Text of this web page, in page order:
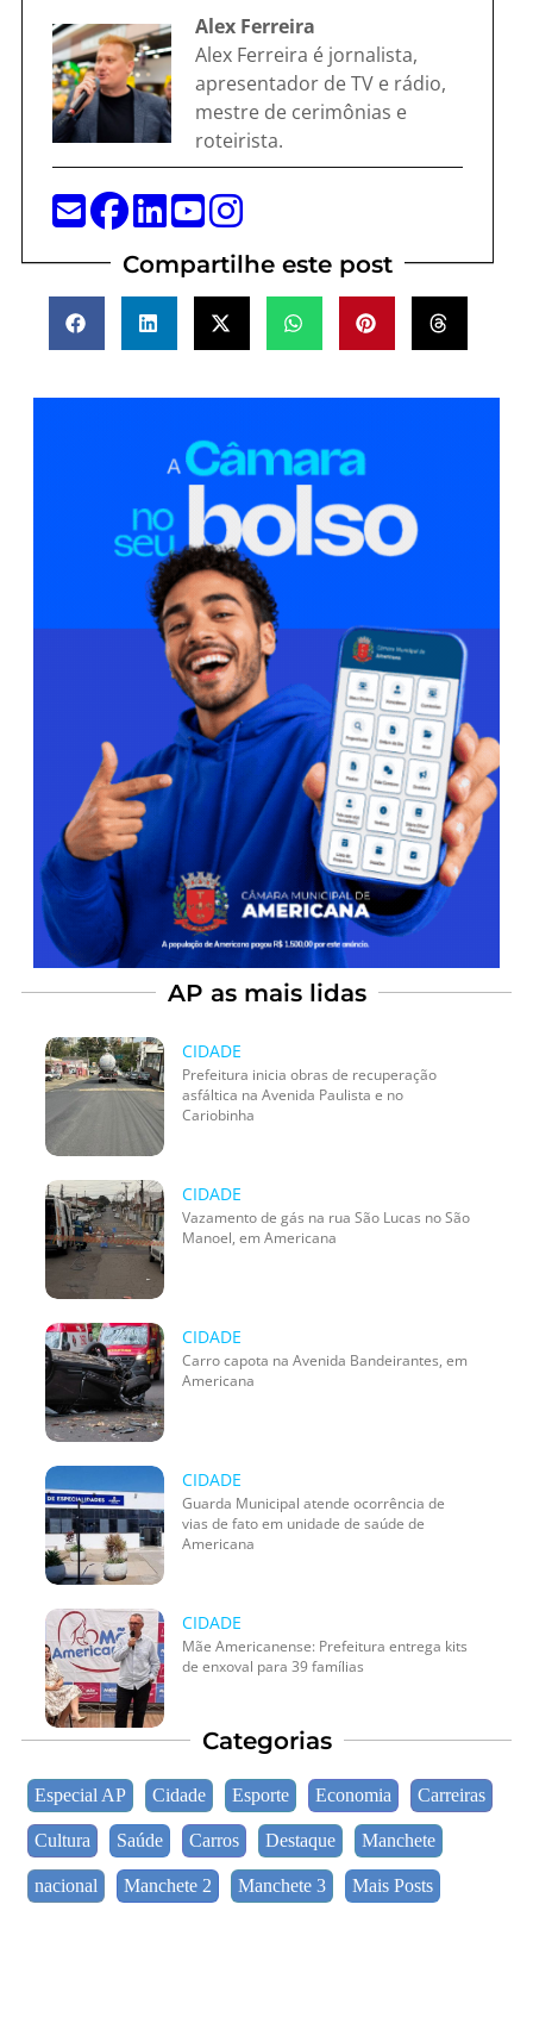
Alex Ferreira
Alex Ferreira é jornalista,
apresentador de TV e rádio,
mestre de cerimônias e
roteirista.
Compartilhe este post
AP as mais lidas
CIDADE
Prefeitura inicia obras de recuperação
asfáltica na Avenida Paulista e no
Cariobinha
CIDADE
Vazamento de gás na rua São Lucas no São
Manoel, em Americana
CIDADE
Carro capota na Avenida Bandeirantes, em
Americana
CIDADE
Guarda Municipal atende ocorrência de
vias de fato em unidade de saúde de
Americana
CIDADE
Mãe Americanense: Prefeitura entrega kits
de enxoval para 39 famílias
Categorias
Especial AP Cidade Esporte Economia Carreiras
Cultura Saúde Carros Destaque Manchete
nacional Manchete 2 Manchete 3 Mais Posts